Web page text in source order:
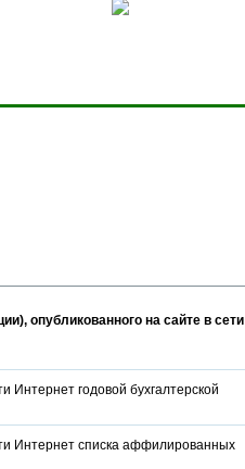
опубликованного на сайте в сети
Интернет годовой бухгалтерской
Интернет списка аффилированных